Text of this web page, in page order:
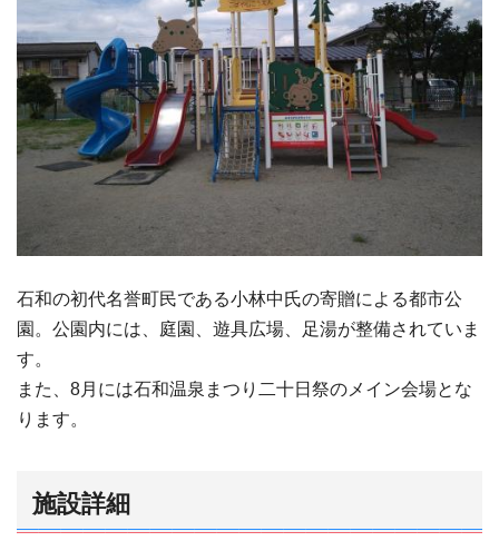
石和の初代名誉町民である小林中氏の寄贈による都市公
園。公園内には、庭園、遊具広場、足湯が整備されていま
す。
また、8月には石和温泉まつり二十日祭のメイン会場とな
ります。
施設詳細